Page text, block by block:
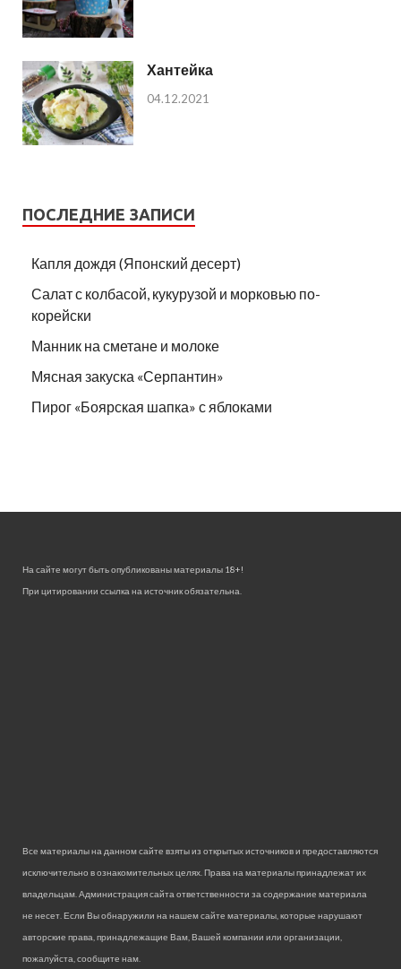
Хантейка
04.12.2021
ПОСЛЕДНИЕ ЗАПИСИ
Капля дождя (Японский десерт)
Салат с колбасой, кукурузой и морковью по-
корейски
Манник на сметане и молоке
Мясная закуска «Серпантин»
Пирог «Боярская шапка» с яблоками
На сайте могут быть опубликованы материалы 18+!
При цитировании ссылка на источник обязательна.
Все материалы на данном сайте взяты из открытых источников и предоставляются
исключительно в ознакомительных целях. Права на материалы принадлежат их
владельцам. Администрация сайта ответственности за содержание материала
не несет. Если Вы обнаружили на нашем сайте материалы, которые нарушают
авторские права, принадлежащие Вам, Вашей компании или организации,
пожалуйста, сообщите нам.